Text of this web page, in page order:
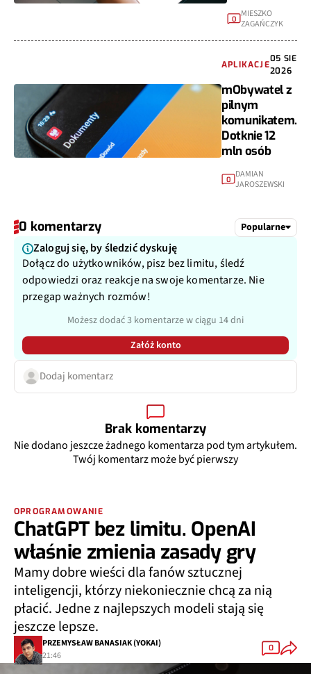
0
MIESZKO
ZAGAŃCZYK
APLIKACJE
05 SIE
2026
mObywatel z
pilnym
komunikatem.
Dotknie 12
mln osób
0
DAMIAN
JAROSZEWSKI
0 komentarzy Popularne
Zaloguj się, by śledzić dyskuję
Dołącz do użytkowników, pisz bez limitu, śledź
odpowiedzi oraz reakcje na swoje komentarze. Nie
przegap ważnych rozmów!
Możesz dodać 3 komentarze w ciągu 14 dni
Załóż konto
Dodaj komentarz
Brak komentarzy
Nie dodano jeszcze żadnego komentarza pod tym artykułem.
Twój komentarz może być pierwszy
OPROGRAMOWANIE
ChatGPT bez limitu. OpenAI
właśnie zmienia zasady gry
Mamy dobre wieści dla fanów sztucznej
inteligencji, którzy niekoniecznie chcą za nią
płacić. Jedne z najlepszych modeli stają się
jeszcze lepsze.
PRZEMYSŁAW BANASIAK (YOKAI)
21:46
0